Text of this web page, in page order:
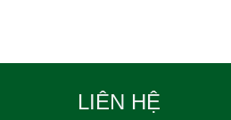
LIÊN HỆ